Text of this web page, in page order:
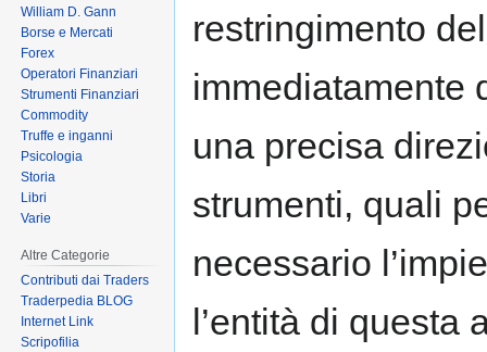
restringimento
immediatamente
una precisa
strumenti, quali
necessario
l’entità di questa
William D. Gann
Borse e Mercati
Forex
Operatori Finanziari
Strumenti Finanziari
Commodity
Truffe e inganni
Psicologia
Storia
Libri
Varie
Altre Categorie
Contributi dai Traders
Traderpedia BLOG
Internet Link
Scripofilia